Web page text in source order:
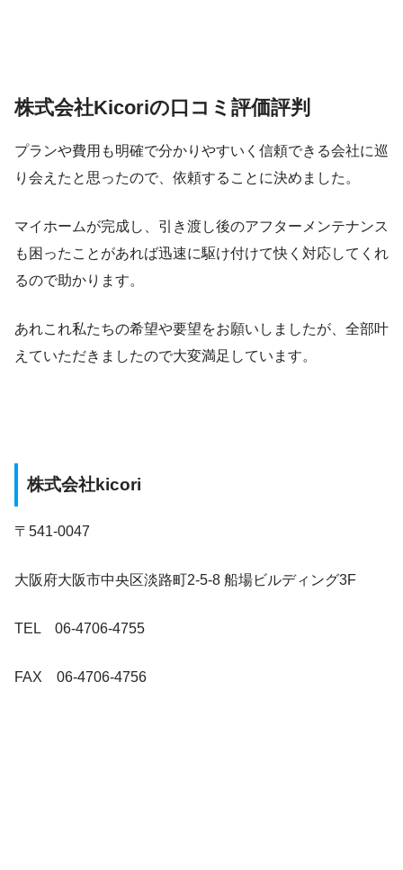
株式会社Kicoriの口コミ評価評判
プランや費用も明確で分かりやすいく信頼できる会社に巡
り会えたと思ったので、依頼することに決めました。
マイホームが完成し、引き渡し後のアフターメンテナンス
も困ったことがあれば迅速に駆け付けて快く対応してくれ
るので助かります。
あれこれ私たちの希望や要望をお願いしましたが、全部叶
えていただきましたので大変満足しています。
株式会社kicori
〒541-0047
大阪府大阪市中央区淡路町2-5-8 船場ビルディング3F
TEL 06-4706-4755
FAX 06-4706-4756